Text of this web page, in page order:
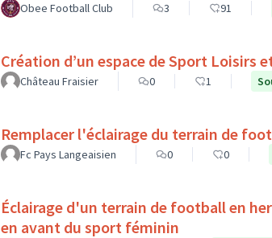
Obee Football Club 3 91
Création d’un espace de Sport Loisirs
Château Fraisier 0 1
Remplacer l'éclairage du terrain de
Fc Pays Langeaisien 0 0
Éclairage d'un terrain de football en
en avant du sport féminin